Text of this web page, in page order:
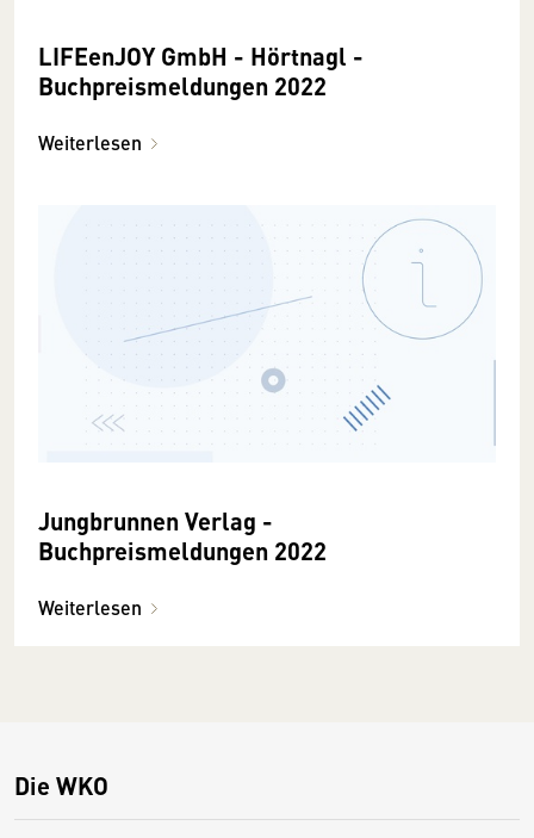
LIFEenJOY GmbH - Hörtnagl -
Buchpreismeldungen 2022
Weiterlesen
Jungbrunnen Verlag -
Buchpreismeldungen 2022
Weiterlesen
Die WKO